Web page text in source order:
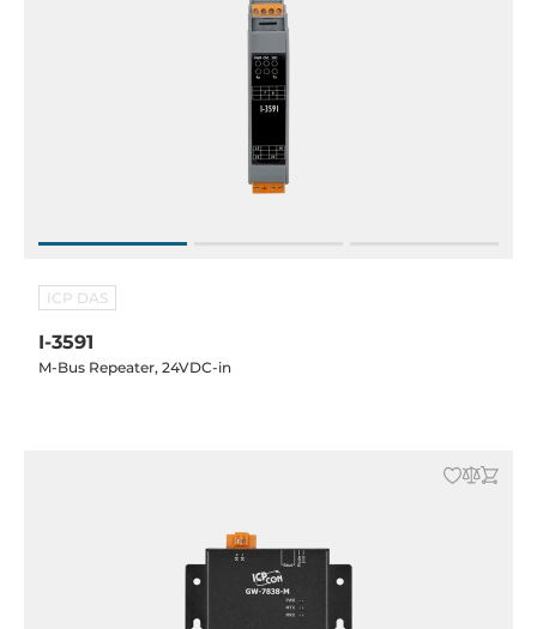
Industrielle Bluetooth Konverter
DSL Ethernet Extender
ICP DAS
I-3591
M-Bus Repeater, 24VDC-in